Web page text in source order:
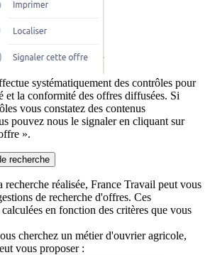
systématiquement des contrôles pour
et la conformité des offres diffusées. Si
vous constatez des contenus
pouvez nous le signaler en cliquant sur
».
recherche
réalisée, France Travail peut vous
de recherche d'offres. Ces
en fonction des critères que vous
cherchez un métier d'ouvrier agricole,
vous proposer :